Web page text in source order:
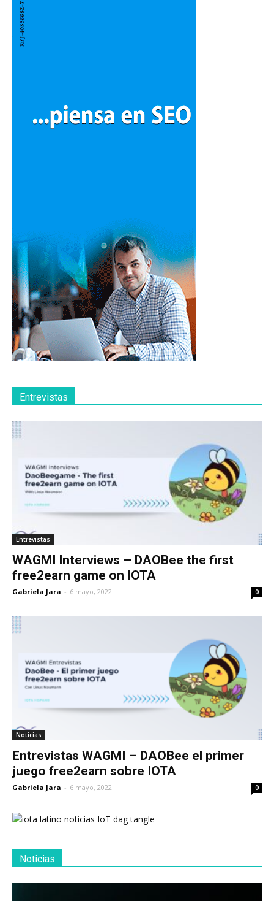
Entrevistas
Entrevistas
WAGMI Interviews – DAOBee the first
free2earn game on IOTA
Gabriela Jara - 6 mayo, 2022 0
Noticias
Entrevistas WAGMI – DAOBee el primer
juego free2earn sobre IOTA
Gabriela Jara - 6 mayo, 2022 0
Noticias